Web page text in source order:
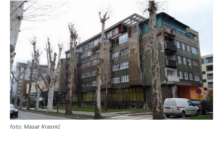
foto: Masar Krasnić